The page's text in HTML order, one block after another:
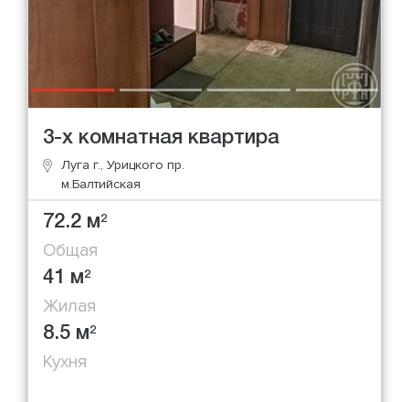
3-х комнатная квартира
Луга г., Урицкого пр.
м.Балтийская
72.2 м2
Общая
41 м2
Жилая
8.5 м2
Кухня